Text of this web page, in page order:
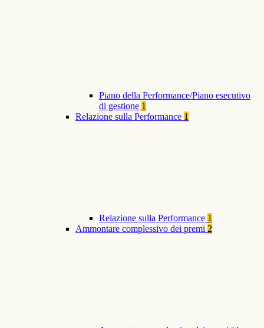
Piano della Performance/Piano esecutivo
di gestione 1
Relazione sulla Performance 1
Relazione sulla Performance 1
Ammontare complessivo dei premi 2